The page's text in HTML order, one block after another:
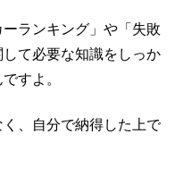
ランキング」や「失敗
て必要な知識をしっか
すよ。
、自分で納得した上で